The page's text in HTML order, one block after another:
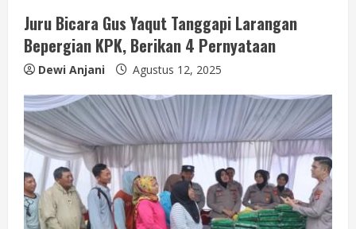
R
e
a
d
i
n
Juru Bicara Gus Yaqut Tanggapi Larangan
Bepergian KPK, Berikan 4 Pernyataan
Dewi Anjani Agustus 12, 2025